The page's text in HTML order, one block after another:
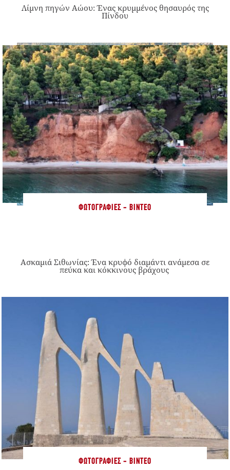
Λίμνη πηγών Αώου: Ένας κρυμμένος θησαυρός της
Πίνδου
ΦΩΤΟΓΡΑΦΊΕΣ - ΒΊΝΤΕΟ
Ασκαμιά Σιθωνίας: Ένα κρυφό διαμάντι ανάμεσα σε
πεύκα και κόκκινους βράχους
ΦΩΤΟΓΡΑΦΊΕΣ - ΒΊΝΤΕΟ